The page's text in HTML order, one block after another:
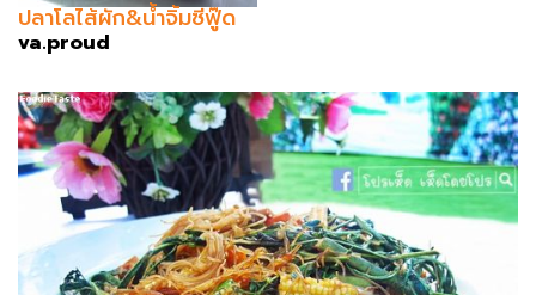
ปลาโลไส้ผัก&น้ำจิ้มซีฟู๊ด
va.proud